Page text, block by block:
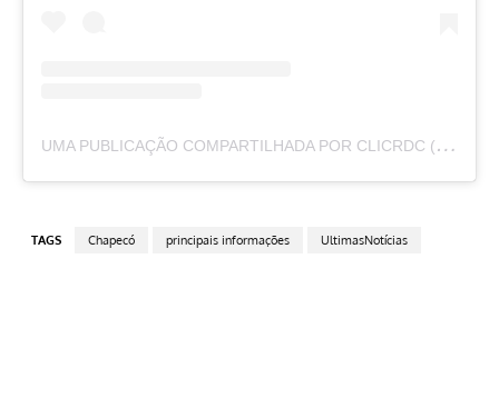
U
MA PUBLICAÇÃO COMPARTILHADA POR CLICRDC (@CLICRDC)
TAGS Chapecó principais informações UltimasNotícias